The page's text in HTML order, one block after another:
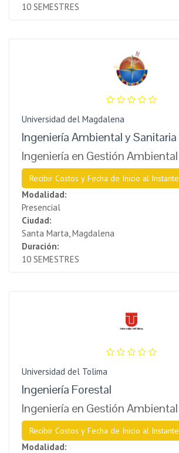
10 SEMESTRES
Universidad del Magdalena
Ingeniería Ambiental y Sanitaria
Ingeniería en Gestión Ambiental
Recibir Costos y Fecha de Inicio al Instante
Modalidad:
Presencial
Ciudad:
Santa Marta, Magdalena
Duración:
10 SEMESTRES
Universidad del Tolima
Ingeniería Forestal
Ingeniería en Gestión Ambiental
Recibir Costos y Fecha de Inicio al Instante
Modalidad: